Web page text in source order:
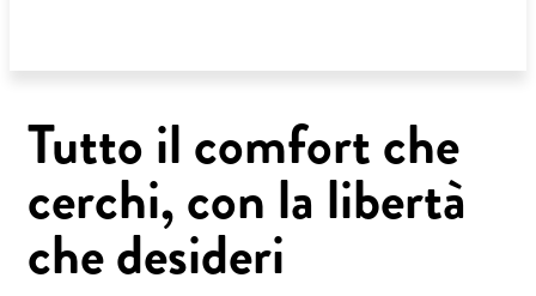
Tutto il comfort che
cerchi, con la libertà
che desideri